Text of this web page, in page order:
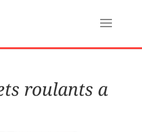
roulants a